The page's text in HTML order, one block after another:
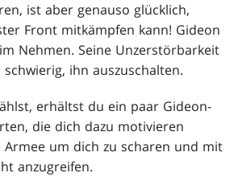
ist aber genauso glücklich,
Front mitkämpfen kann! Gideon
Nehmen. Seine Unzerstörbarkeit
ihn auszuschalten.
erhältst du ein paar Gideon-
die dich dazu motivieren
um dich zu scharen und mit
anzugreifen.